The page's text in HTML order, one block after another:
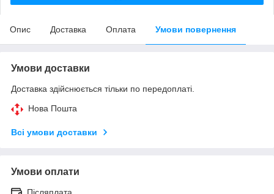
Опис Доставка Оплата Умови повернення
Умови доставки
Доставка здійснюється тільки по передоплаті.
Нова Пошта
Всі умови доставки
Умови оплати
Післяплата